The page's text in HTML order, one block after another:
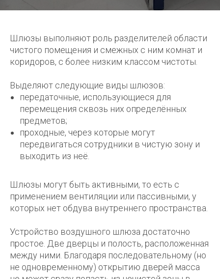
Шлюзы выполняют роль разделителей области
чистого помещения и смежных с ним комнат и
коридоров, с более низким классом чистоты.
Выделяют следующие виды шлюзов:
передаточные, использующиеся для
перемещения сквозь них определённых
предметов;
проходные, через которые могут
передвигаться сотрудники в чистую зону и
выходить из неё.
Шлюзы могут быть активными, то есть с
применением вентиляции или пассивными, у
которых нет обдува внутреннего пространства.
Устройство воздушного шлюза достаточно
простое. Две дверцы и полость, расположенная
между ними. Благодаря последовательному (но
не одновременному) открытию дверей масса